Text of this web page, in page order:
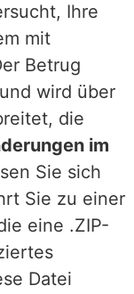
Ihre
mit
Betrug
wird über
die
im
Sie sich
Sie zu einer
eine .ZIP-
Datei